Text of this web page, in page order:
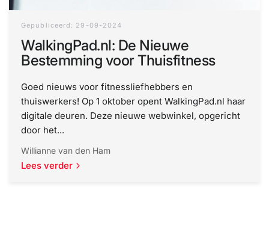
Gepubliceerd: 29-09-2024
WalkingPad.nl: De Nieuwe
Bestemming voor Thuisfitness
Goed nieuws voor fitnessliefhebbers en
thuiswerkers! Op 1 oktober opent WalkingPad.nl haar
digitale deuren. Deze nieuwe webwinkel, opgericht
door het...
Willianne van den Ham
Lees verder